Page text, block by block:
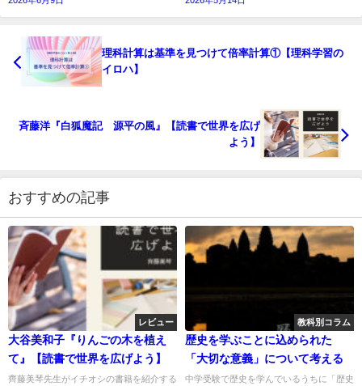
理科計算は基準を見つけて倍率計算①【理科学習の
イロハ】
斉藤洋『白狐魔記 源平の風』【読書で世界を広げ
よう】
おすすめの記事
レビュー
大谷美和子『りんごの木を植え
て』【読書で世界を広げよう】
齊藤美琴先生がイチオシの書籍を紹介する
教科別コラム
歴史を学ぶことに込められた
「大切な意義」について考える
中学受験で歴史を学んでいるうちに「歴史